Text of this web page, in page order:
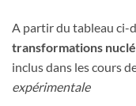
A partir du tableau ci-
transformations
inclus dans les cours
expérimentale